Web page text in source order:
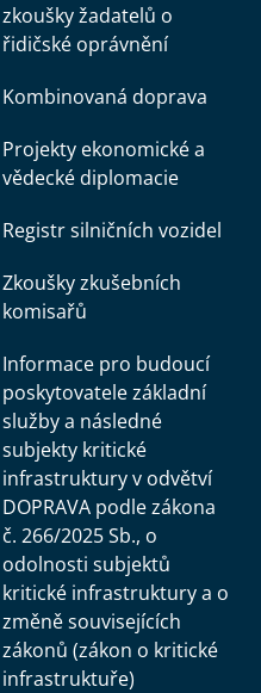
zkoušky žadatelů o
řidičské oprávnění
Kombinovaná doprava
Projekty ekonomické a
vědecké diplomacie
Registr silničních vozidel
Zkoušky zkušebních
komisařů
Informace pro budoucí
poskytovatele základní
služby a následné
subjekty kritické
infrastruktury v odvětví
DOPRAVA podle zákona
č. 266/2025 Sb., o
odolnosti subjektů
kritické infrastruktury a o
změně souvisejících
zákonů (zákon o kritické
infrastruktuře)